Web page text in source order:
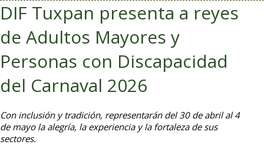
DIF Tuxpan presenta a reyes
de Adultos Mayores y
Personas con Discapacidad
del Carnaval 2026
Con inclusión y tradición, representarán del 30 de abril al 4
de mayo la alegría, la experiencia y la fortaleza de sus
sectores.